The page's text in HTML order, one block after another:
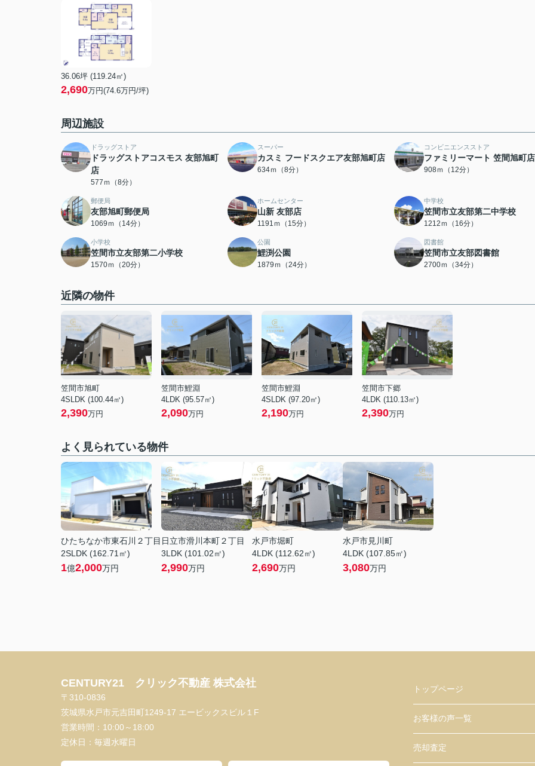
36.06坪 (119.24㎡)
2,690万円(74.6万円/坪)
周辺施設
ドラッグストア
ドラッグストアコスモス 友部旭町
店
577ｍ（8分）
スーパー
カスミ フードスクエア友部旭町店
634ｍ（8分）
コンビニエンスストア
ファミリーマート 笠間旭町店
908ｍ（12分）
郵便局
友部旭町郵便局
1069ｍ（14分）
ホームセンター
山新 友部店
1191ｍ（15分）
中学校
笠間市立友部第二中学校
1212ｍ（16分）
小学校
笠間市立友部第二小学校
1570ｍ（20分）
公園
鯉渕公園
1879ｍ（24分）
図書館
笠間市立友部図書館
2700ｍ（34分）
近隣の物件
笠間市旭町
4SLDK (100.44㎡)
2,390万円
笠間市鯉淵
4LDK (95.57㎡)
2,090万円
笠間市鯉淵
4SLDK (97.20㎡)
2,190万円
笠間市下郷
4LDK (110.13㎡)
2,390万円
よく見られている物件
ひたちなか市東石川２丁目
2SLDK (162.71㎡)
1億2,000万円
日立市滑川本町２丁目
3LDK (101.02㎡)
2,990万円
水戸市堀町
4LDK (112.62㎡)
2,690万円
水戸市見川町
4LDK (107.85㎡)
3,080万円
CENTURY21 クリック不動産 株式会社
〒310-0836
茨城県水戸市元吉田町1249-17 エービックスビル１F
営業時間： 10:00～18:00
定休日： 毎週水曜日
トップページ
お客様の声一覧
売却査定